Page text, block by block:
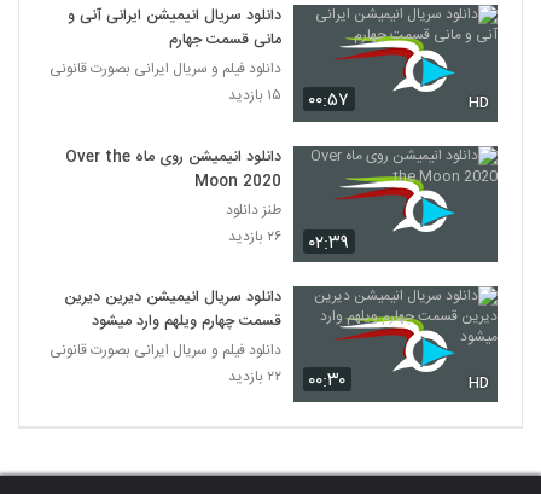
۰۰:۵۷ HD
دانلود سریال انیمیشن ایرانی آنی و
مانی قسمت جهارم
دانلود فیلم و سریال ایرانی بصورت قانونی
۱۵ بازدید
۰۲:۳۹
دانلود انیمیشن روی ماه Over the
Moon 2020
طنز دانلود
۲۶ بازدید
۰۰:۳۰ HD
دانلود سریال انیمیشن دیرین دیرین
قسمت چهارم ویلهم وارد میشود
دانلود فیلم و سریال ایرانی بصورت قانونی
۲۲ بازدید